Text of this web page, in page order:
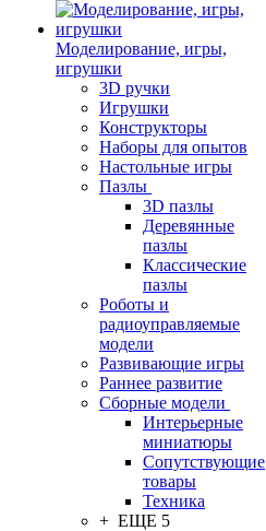
Моделирование, игры,
игрушки
3D ручки
Игрушки
Конструкторы
Наборы для опытов
Настольные игры
Пазлы
3D пазлы
Деревянные
пазлы
Классические
пазлы
Роботы и
радиоуправляемые
модели
Развивающие игры
Раннее развитие
Сборные модели
Интерьерные
миниатюры
Сопутствующие
товары
Техника
+ ЕЩЕ 5